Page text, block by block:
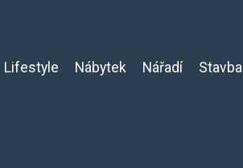
Lifestyle Nábytek Nářadí Stavba